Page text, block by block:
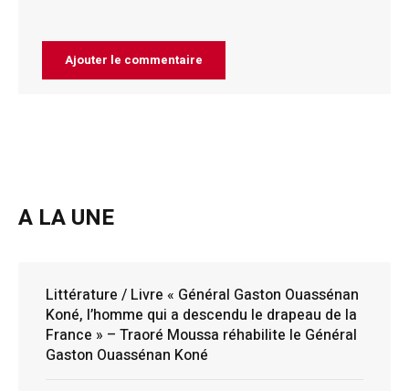
A LA UNE
Littérature / Livre « Général Gaston Ouassénan
Koné, l’homme qui a descendu le drapeau de la
France » – Traoré Moussa réhabilite le Général
Gaston Ouassénan Koné